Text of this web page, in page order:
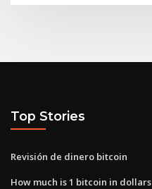
Top Stories
Revisión de dinero bitcoin
How much is 1 bitcoin in dollars